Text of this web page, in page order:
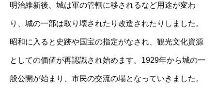
明治維新後、城は軍の管轄に移されるなど用途が変わ
り、城の一部は取り壊されたり改造されたりしました。
昭和に入ると史跡や国宝の指定がなされ、観光文化資源
としての価値が再認識され始めます。1929年から城の一
般公開が始まり、市民の交流の場となっていきました。